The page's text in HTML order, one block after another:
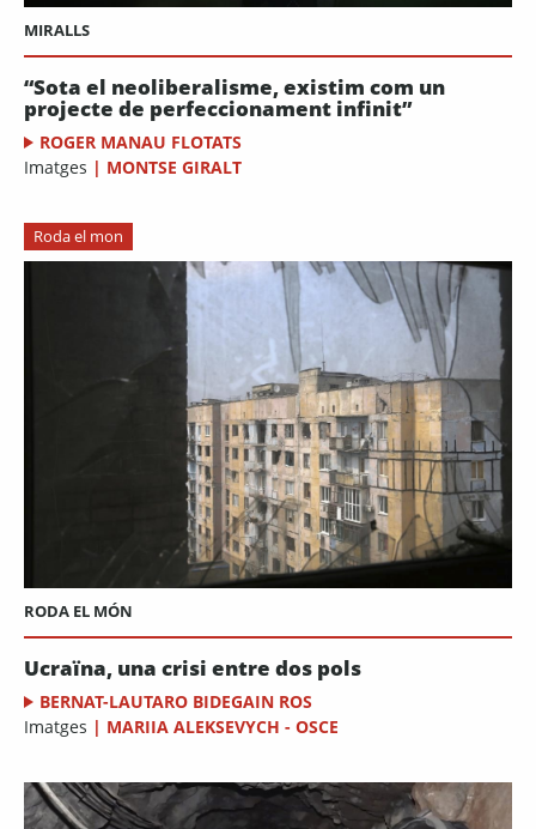
MIRALLS
“Sota el neoliberalisme, existim com un
projecte de perfeccionament infinit”
ROGER MANAU FLOTATS
Imatges | MONTSE GIRALT
Roda el mon
RODA EL MÓN
Ucraïna, una crisi entre dos pols
BERNAT-LAUTARO BIDEGAIN ROS
Imatges | MARIIA ALEKSEVYCH - OSCE